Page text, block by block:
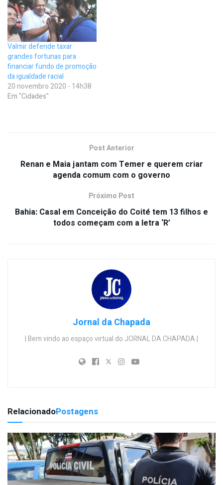
Valmir defende taxar
grandes fortunas para
financiar fundo de promoção
da igualdade racial
20 novembro 2020 - 14h38
Em "Cidades"
Post Anterior
Renan e Maia jantam com Temer e querem criar
agenda comum com o governo
Próximo Post
Bahia: Casal em Conceição do Coité tem 13 filhos e
todos começam com a letra ‘R’
Jornal da Chapada
| Bem vindo ao espaço virtual do JORNAL DA CHAPADA |
RelacionadoPostagens